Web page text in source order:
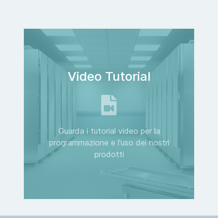
Video Tutorial
Guarda i tutorial video per la
programmazione e l'uso dei nostri
prodotti